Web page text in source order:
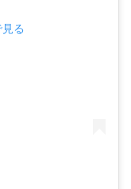
る